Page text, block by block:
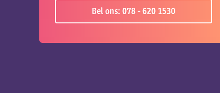
Bel ons: 078 - 620 1530